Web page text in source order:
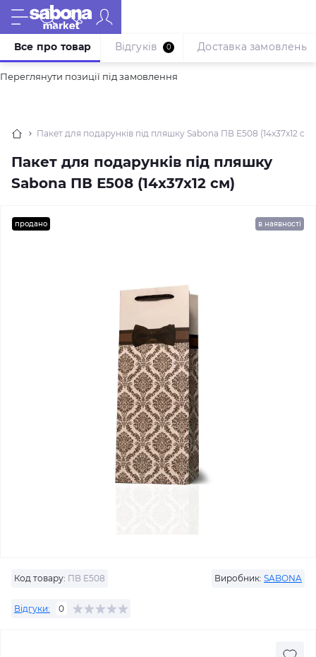
Переглянути позиції під замовлення
Пакет для подарунків під пляшку Sabona ПВ Е508 (14x37x12 см)
Пакет для подарунків під пляшку
Sabona ПВ Е508 (14x37x12 см)
Все про товар Відгуків 0 Доставка замовлень
продано в наявності
Код товару: ПВ Е508 Виробник: SABONA
Відгуки: 0